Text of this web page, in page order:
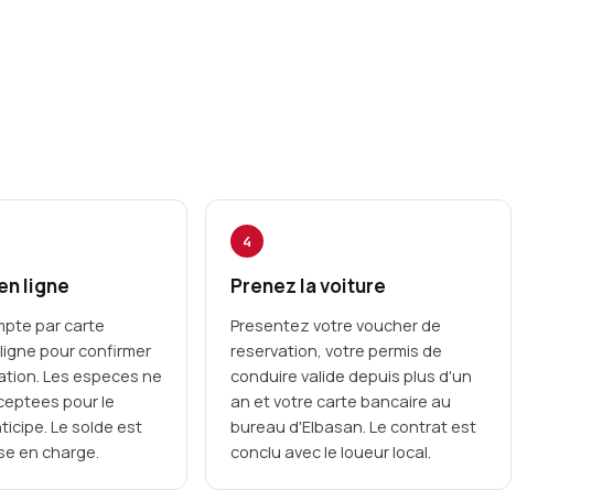
ligne
par carte
pour confirmer
Les especes ne
pour le
Le solde est
en charge.
4
Prenez la voiture
Presentez votre voucher de
reservation, votre permis de
conduire valide depuis plus d'un
an et votre carte bancaire au
bureau d'Elbasan. Le contrat est
conclu avec le loueur local.